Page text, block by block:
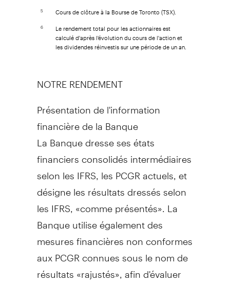
5 Cours de clôture à la Bourse de Toronto (TSX).
6 Le rendement total pour les actionnaires est
calculé d'après l'évolution du cours de l'action et
les dividendes réinvestis sur une période de un an.
NOTRE RENDEMENT
Présentation de l'information
financière de la Banque
La Banque dresse ses états
financiers consolidés intermédiaires
selon les IFRS, les PCGR actuels, et
désigne les résultats dressés selon
les IFRS, «comme présentés». La
Banque utilise également des
mesures financières non conformes
aux PCGR connues sous le nom de
résultats «rajustés», afin d'évaluer